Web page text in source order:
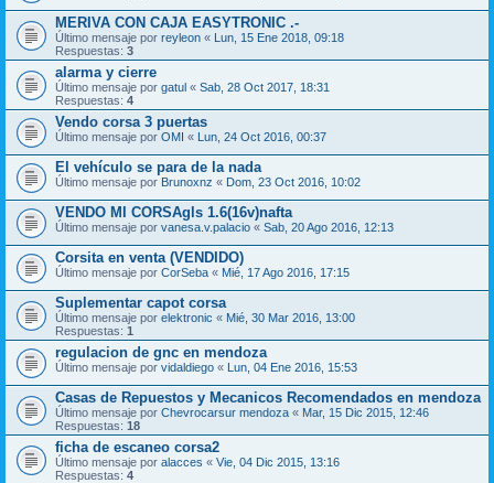
MERIVA CON CAJA EASYTRONIC .-
Último mensaje por reyleon « Lun, 15 Ene 2018, 09:18
Respuestas: 3
alarma y cierre
Último mensaje por gatul « Sab, 28 Oct 2017, 18:31
Respuestas: 4
Vendo corsa 3 puertas
Último mensaje por OMI « Lun, 24 Oct 2016, 00:37
El vehículo se para de la nada
Último mensaje por Brunoxnz « Dom, 23 Oct 2016, 10:02
VENDO MI CORSAgls 1.6(16v)nafta
Último mensaje por vanesa.v.palacio « Sab, 20 Ago 2016, 12:13
Corsita en venta (VENDIDO)
Último mensaje por CorSeba « Mié, 17 Ago 2016, 17:15
Suplementar capot corsa
Último mensaje por elektronic « Mié, 30 Mar 2016, 13:00
Respuestas: 1
regulacion de gnc en mendoza
Último mensaje por vidaldiego « Lun, 04 Ene 2016, 15:53
Casas de Repuestos y Mecanicos Recomendados en mendoza
Último mensaje por Chevrocarsur mendoza « Mar, 15 Dic 2015, 12:46
Respuestas: 18
ficha de escaneo corsa2
Último mensaje por alacces « Vie, 04 Dic 2015, 13:16
Respuestas: 4